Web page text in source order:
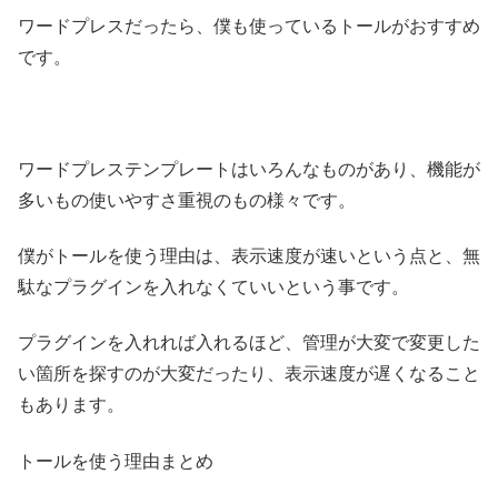
ワードプレスだったら、僕も使っているトールがおすすめ
です。
ワードプレステンプレートはいろんなものがあり、機能が
多いもの使いやすさ重視のもの様々です。
僕がトールを使う理由は、表示速度が速いという点と、無
駄なプラグインを入れなくていいという事です。
プラグインを入れれば入れるほど、管理が大変で変更した
い箇所を探すのが大変だったり、表示速度が遅くなること
もあります。
トールを使う理由まとめ